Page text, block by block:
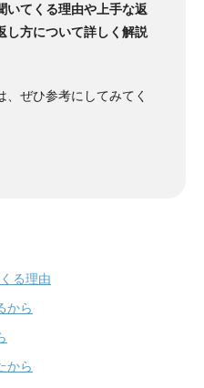
いてくる理由や上手な返
し方について詳しく解説
ぜひ参考にしてみてく
る理由
から
から